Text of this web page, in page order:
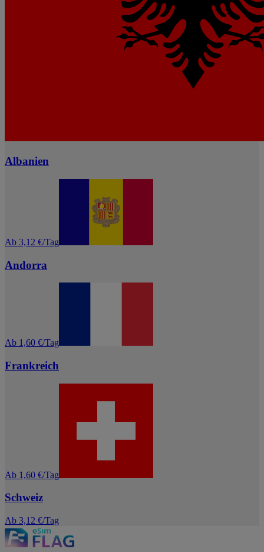
Albanien
Ab 3,12 €/Tag
Andorra
Ab 1,60 €/Tag
Frankreich
Ab 1,60 €/Tag
Schweiz
Ab 3,12 €/Tag